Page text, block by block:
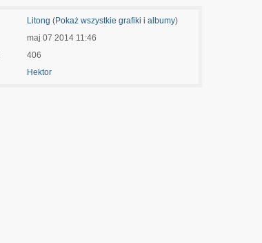
Litong (Pokaż wszystkie grafiki i albumy)
maj 07 2014 11:46
406
Hektor